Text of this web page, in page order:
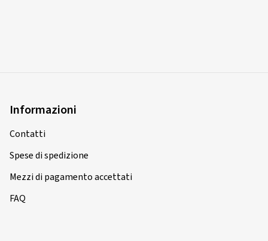
Informazioni
Contatti
Spese di spedizione
Mezzi di pagamento accettati
FAQ